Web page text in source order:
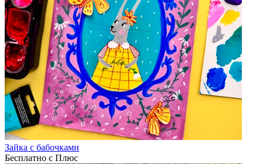
Зайка с бабочками
Бесплатно с Плюс